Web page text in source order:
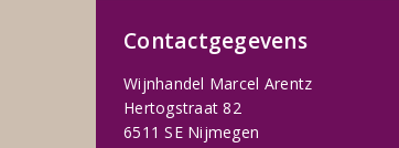
Contactgegevens
Wijnhandel Marcel Arentz
Hertogstraat 82
6511 SE Nijmegen